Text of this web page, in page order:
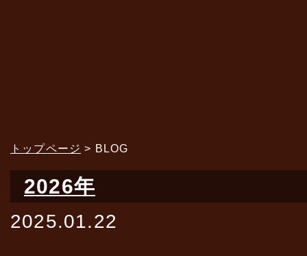
トップページ > BLOG
2026年
2025.01.22